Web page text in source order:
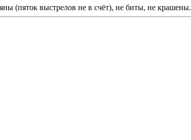
(пяток выстрелов не в счёт), не биты, не крашены.